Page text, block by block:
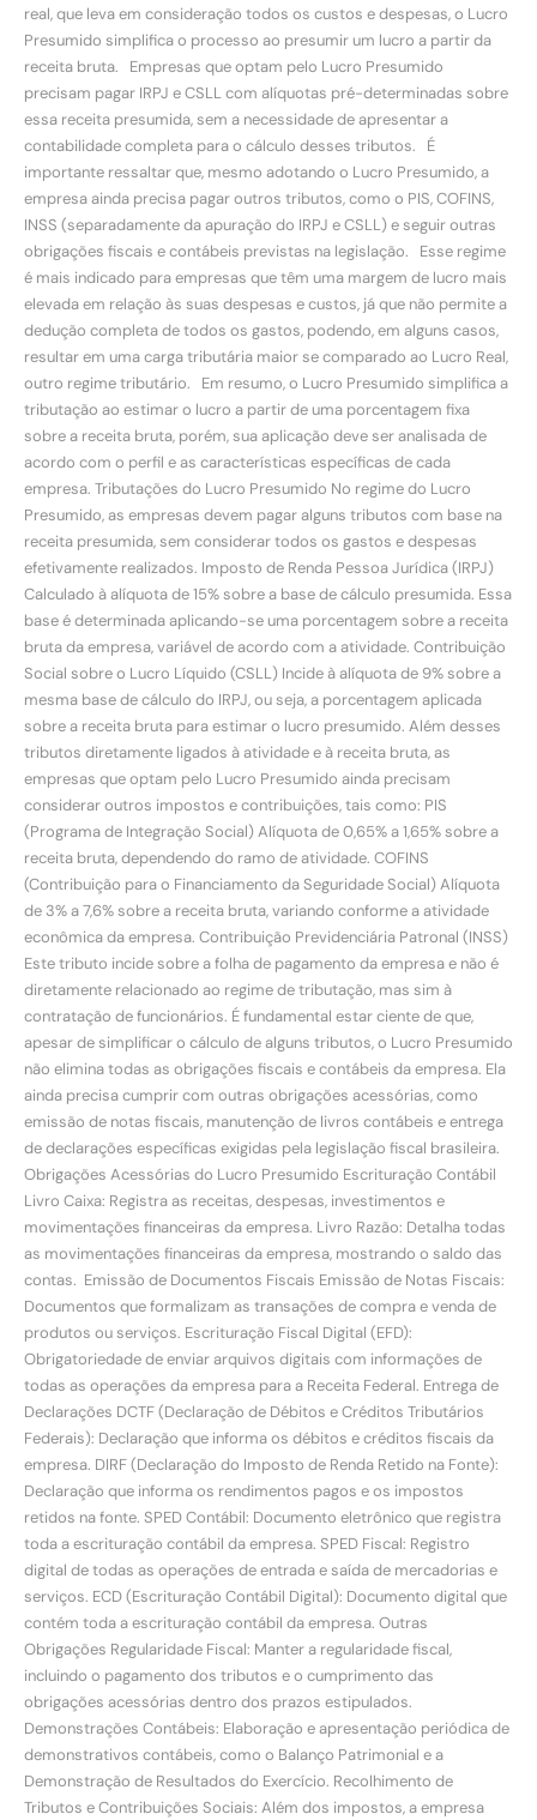
real, que leva em consideração todos os custos e despesas, o Lucro
Presumido simplifica o processo ao presumir um lucro a partir da
receita bruta. Empresas que optam pelo Lucro Presumido
precisam pagar IRPJ e CSLL com alíquotas pré-determinadas sobre
essa receita presumida, sem a necessidade de apresentar a
contabilidade completa para o cálculo desses tributos. É
importante ressaltar que, mesmo adotando o Lucro Presumido, a
empresa ainda precisa pagar outros tributos, como o PIS, COFINS,
INSS (separadamente da apuração do IRPJ e CSLL) e seguir outras
obrigações fiscais e contábeis previstas na legislação. Esse regime
é mais indicado para empresas que têm uma margem de lucro mais
elevada em relação às suas despesas e custos, já que não permite a
dedução completa de todos os gastos, podendo, em alguns casos,
resultar em uma carga tributária maior se comparado ao Lucro Real,
outro regime tributário. Em resumo, o Lucro Presumido simplifica a
tributação ao estimar o lucro a partir de uma porcentagem fixa
sobre a receita bruta, porém, sua aplicação deve ser analisada de
acordo com o perfil e as características específicas de cada
empresa. Tributações do Lucro Presumido No regime do Lucro
Presumido, as empresas devem pagar alguns tributos com base na
receita presumida, sem considerar todos os gastos e despesas
efetivamente realizados. Imposto de Renda Pessoa Jurídica (IRPJ)
Calculado à alíquota de 15% sobre a base de cálculo presumida. Essa
base é determinada aplicando-se uma porcentagem sobre a receita
bruta da empresa, variável de acordo com a atividade. Contribuição
Social sobre o Lucro Líquido (CSLL) Incide à alíquota de 9% sobre a
mesma base de cálculo do IRPJ, ou seja, a porcentagem aplicada
sobre a receita bruta para estimar o lucro presumido. Além desses
tributos diretamente ligados à atividade e à receita bruta, as
empresas que optam pelo Lucro Presumido ainda precisam
considerar outros impostos e contribuições, tais como: PIS
(Programa de Integração Social) Alíquota de 0,65% a 1,65% sobre a
receita bruta, dependendo do ramo de atividade. COFINS
(Contribuição para o Financiamento da Seguridade Social) Alíquota
de 3% a 7,6% sobre a receita bruta, variando conforme a atividade
econômica da empresa. Contribuição Previdenciária Patronal (INSS)
Este tributo incide sobre a folha de pagamento da empresa e não é
diretamente relacionado ao regime de tributação, mas sim à
contratação de funcionários. É fundamental estar ciente de que,
apesar de simplificar o cálculo de alguns tributos, o Lucro Presumido
não elimina todas as obrigações fiscais e contábeis da empresa. Ela
ainda precisa cumprir com outras obrigações acessórias, como
emissão de notas fiscais, manutenção de livros contábeis e entrega
de declarações específicas exigidas pela legislação fiscal brasileira.
Obrigações Acessórias do Lucro Presumido Escrituração Contábil
Livro Caixa: Registra as receitas, despesas, investimentos e
movimentações financeiras da empresa. Livro Razão: Detalha todas
as movimentações financeiras da empresa, mostrando o saldo das
contas. Emissão de Documentos Fiscais Emissão de Notas Fiscais:
Documentos que formalizam as transações de compra e venda de
produtos ou serviços. Escrituração Fiscal Digital (EFD):
Obrigatoriedade de enviar arquivos digitais com informações de
todas as operações da empresa para a Receita Federal. Entrega de
Declarações DCTF (Declaração de Débitos e Créditos Tributários
Federais): Declaração que informa os débitos e créditos fiscais da
empresa. DIRF (Declaração do Imposto de Renda Retido na Fonte):
Declaração que informa os rendimentos pagos e os impostos
retidos na fonte. SPED Contábil: Documento eletrônico que registra
toda a escrituração contábil da empresa. SPED Fiscal: Registro
digital de todas as operações de entrada e saída de mercadorias e
serviços. ECD (Escrituração Contábil Digital): Documento digital que
contém toda a escrituração contábil da empresa. Outras
Obrigações Regularidade Fiscal: Manter a regularidade fiscal,
incluindo o pagamento dos tributos e o cumprimento das
obrigações acessórias dentro dos prazos estipulados.
Demonstrações Contábeis: Elaboração e apresentação periódica de
demonstrativos contábeis, como o Balanço Patrimonial e a
Demonstração de Resultados do Exercício. Recolhimento de
Tributos e Contribuições Sociais: Além dos impostos, a empresa